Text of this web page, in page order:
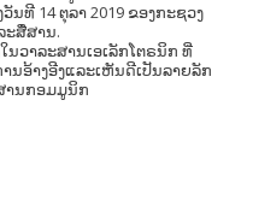
ນທີ 14 ຕຸລາ 2019 ຂອງກະຊວງ
ະສື່ສານ.
ວາລະສານເອເລັກໂຕຣນິກ ທີ່
ນອ້າງອີງແລະເຫັນດີເປັນລາຍລັກ
ານກອມມູນິກ